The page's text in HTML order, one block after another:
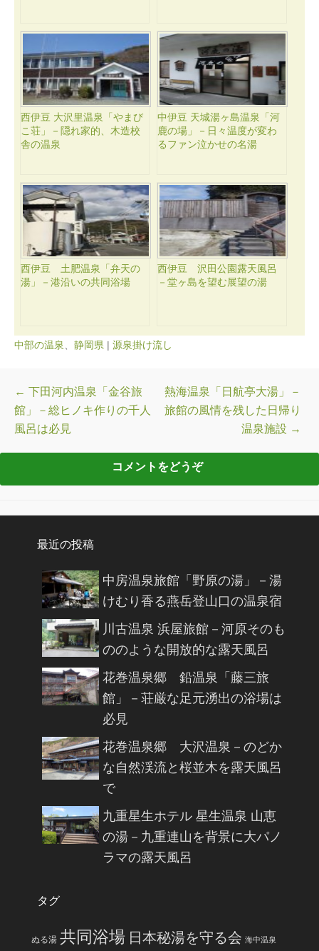
西伊豆 大沢里温泉「やまび
こ荘」－隠れ家的、木造校
舎の温泉
中伊豆 天城湯ヶ島温泉「河
鹿の場」－日々温度が変わ
るファン泣かせの名湯
西伊豆 土肥温泉「弁天の
湯」－港沿いの共同浴場
西伊豆 沢田公園露天風呂
－堂ヶ島を望む展望の湯
中部の温泉、 静岡県 | 源泉掛け流し
投稿ナビゲーション
← 下田河内温泉「金谷旅
館」－総ヒノキ作りの千人
風呂は必見
熱海温泉「日航亭大湯」－
旅館の風情を残した日帰り
温泉施設 →
最近の投稿
中房温泉旅館「野原の湯」－湯
けむり香る燕岳登山口の温泉宿
川古温泉 浜屋旅館－河原そのも
ののような開放的な露天風呂
花巻温泉郷 鉛温泉「藤三旅
館」－荘厳な足元湧出の浴場は
必見
花巻温泉郷 大沢温泉－のどか
な自然渓流と桜並木を露天風呂
で
九重星生ホテル 星生温泉 山恵
の湯－九重連山を背景に大パノ
ラマの露天風呂
タグ
ぬる湯 共同浴場 日本秘湯を守る会 海中温泉